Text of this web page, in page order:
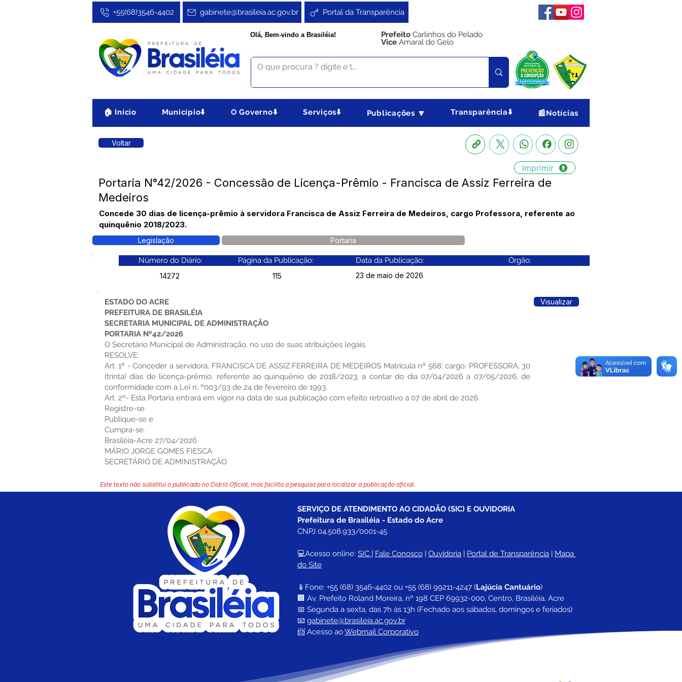
Portal da Transparência
gabinete@brasileia.ac.gov.br
+55(68)3546-4402
Olá, Bem-vindo a Brasiléia! Prefeito Carlinhos do Pelado
Vice Amaral do Gelo
🏠 Início Município⬇️ O Governo⬇️ Serviços⬇️ Publicações 🔽 Transparência⬇️ 📰Notícias
Voltar
Imprimir
Portaria N°42/2026 - Concessão de Licença-Prêmio - Francisca de Assiz Ferreira de
Medeiros
Concede 30 dias de licença-prêmio à servidora Francisca de Assiz Ferreira de Medeiros, cargo Professora, referente ao
quinquênio 2018/2023.
Legislação Portaria
Número do Diário: Página da Publicação: Data da Publicação: Órgão:
14272 115 23 de maio de 2026
ESTADO DO ACRE
PREFEITURA DE BRASILÉIA
SECRETARIA MUNICIPAL DE ADMINISTRAÇÃO
PORTARIA Nº42/2026
O Secretário Municipal de Administração, no uso de suas atribuições legais,
RESOLVE:
Art. 1º - Conceder a servidora, FRANCISCA DE ASSIZ FERREIRA DE MEDEIROS Matrícula nº 568; cargo: PROFESSORA, 30
(trinta) dias de licença-prêmio, referente ao quinquênio de 2018/2023, a contar do dia 07/04/2026 a 07/05/2026, de
conformidade com a Lei n. º003/93 de 24 de fevereiro de 1993.
Art. 2º- Esta Portaria entrará em vigor na data de sua publicação com efeito retroativo a 07 de abril de 2026.
Registre-se
Publique-se e
Cumpra-se.
Brasiléia-Acre 27/04/2026
MÁRIO JORGE GOMES FIESCA
SECRETÁRIO DE ADMINISTRAÇÃO
Visualizar
Este texto não substitui o publicado no Diário Oficial, mas facilita a pesquisa para localizar a publicação oficial.
SERVIÇO DE ATENDIMENTO AO CIDADÃO (SIC) E OUVIDORIA
Prefeitura de Brasiléia - Estado do Acre
CNPJ 04.508.933/0001-45
💻Acesso online: SIC | Fale Conosco | Ouvidoria | Portal de Transparência | Mapa
do Site
📱Fone: +55 (68) 3546-4402 ou +55 (68) 99211-4247 (Lajúcia Cantuário)
🏢 Av. Prefeito Roland Moreira, nº 198 CEP 69932-000, Centro, Brasiléia, Acre
📅 Segunda a sexta, das 7h às 13h (Fechado aos sábados, domingos e feriados)
📧 gabinete@brasileia.ac.gov.br
📨 Acesso ao Webmail Corporativo